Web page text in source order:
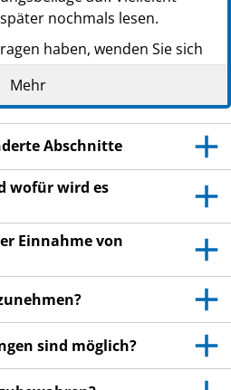
nochmals lesen.
haben, wenden Sie sich
wurde Ihnen persönlich
Sie es nicht an Dritte weiter.
schaden, auch wenn
haben wie Sie.
bemerken, wenden Sie
Apotheker. Dies gilt auch
die nicht in dieser
sind. Siehe Abschnitt
Mehr
Abschnitte
wofür wird es
Einnahme von
sind möglich?